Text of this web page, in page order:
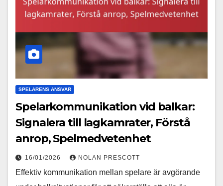
SPELARENS ANSVAR
Spelarkommunikation vid balkar:
Signalera till lagkamrater, Förstå
anrop, Spelmedvetenhet
16/01/2026 NOLAN PRESCOTT
Effektiv kommunikation mellan spelare är avgörande